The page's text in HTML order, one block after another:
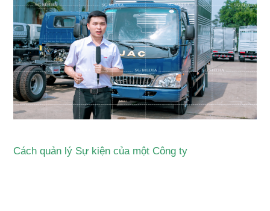
Cách quản lý Sự kiện của một Công ty